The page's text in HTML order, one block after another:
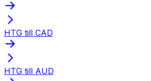
HTG till CAD
HTG till AUD